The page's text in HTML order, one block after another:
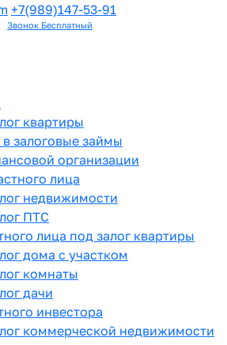
+7(989)147-53-91
Звонок Бесплатный
квартиры
залоговые займы
организации
лица
недвижимости
ПТС
лица под залог квартиры
дома с участком
комнаты
дачи
инвестора
коммерческой недвижимости